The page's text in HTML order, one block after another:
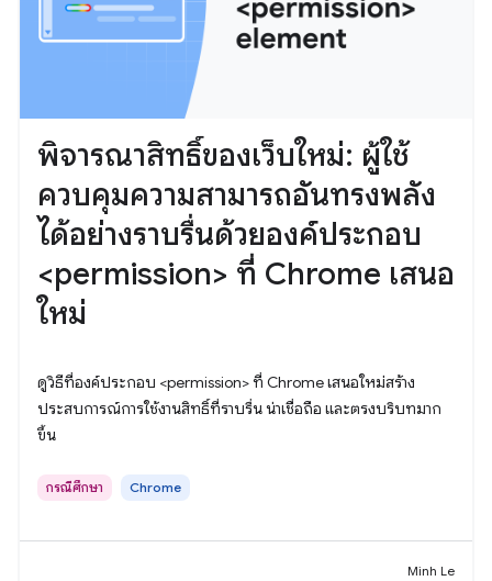
พิจารณาสิทธิ์ของเว็บใหม่: ผู้ใช้
ควบคุมความสามารถอันทรงพลัง
ได้อย่างราบรื่นด้วยองค์ประกอบ
<permission> ที่ Chrome เสนอ
ใหม่
ดูวิธีที่องค์ประกอบ <permission> ที่ Chrome เสนอใหม่สร้าง
ประสบการณ์การใช้งานสิทธิ์ที่ราบรื่น น่าเชื่อถือ และตรงบริบทมาก
ขึ้น
กรณีศึกษา Chrome
Minh Le